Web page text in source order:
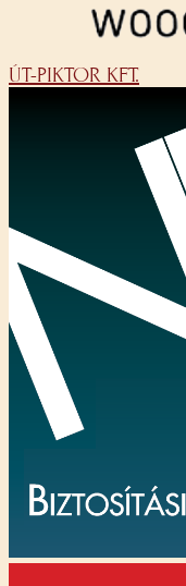
ÚT-PIKTOR KFT.